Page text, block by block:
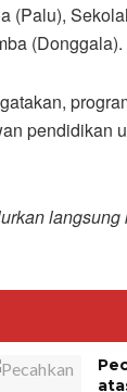
(Palu),
(Donggala).
pendidikan